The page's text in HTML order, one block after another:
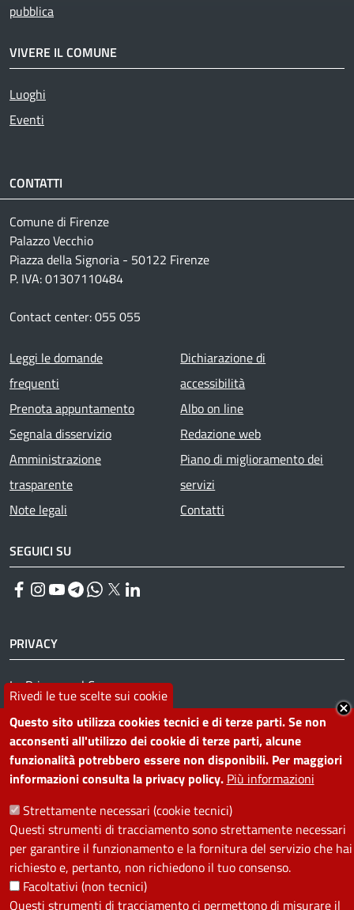
Rivedi le tue scelte sui cookie
Questo sito utilizza cookies tecnici e di terze parti. Se non
acconsenti all'utilizzo dei cookie di terze parti, alcune
funzionalità potrebbero essere non disponibili. Per maggiori
informazioni consulta la privacy policy. Più informazioni
Strettamente necessari (cookie tecnici)
Questi strumenti di tracciamento sono strettamente necessari
per garantire il funzionamento e la fornitura del servizio che hai
richiesto e, pertanto, non richiedono il tuo consenso.
Facoltativi (non tecnici)
Questi strumenti di tracciamento ci permettono di misurare il
pubblica
VIVERE IL COMUNE
Luoghi
Eventi
CONTATTI
Comune di Firenze
Palazzo Vecchio
Piazza della Signoria - 50122 Firenze
P. IVA: 01307110484
Contact center: 055 055
Footer menu
Leggi le domande
frequenti
Prenota appuntamento
Segnala disservizio
Amministrazione
trasparente
Note legali
Dichiarazione di
accessibilità
Albo on line
Redazione web
Piano di miglioramento dei
servizi
Contatti
SEGUICI SU
Facebook
Instagram
YouTube
Telegram
WhatsApp
Twitter
PRIVACY
Useful links section
La Privacy nel Comune
PRIVACY